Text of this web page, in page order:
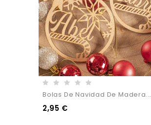
Bolas De Navidad De Madera...
2,95 €